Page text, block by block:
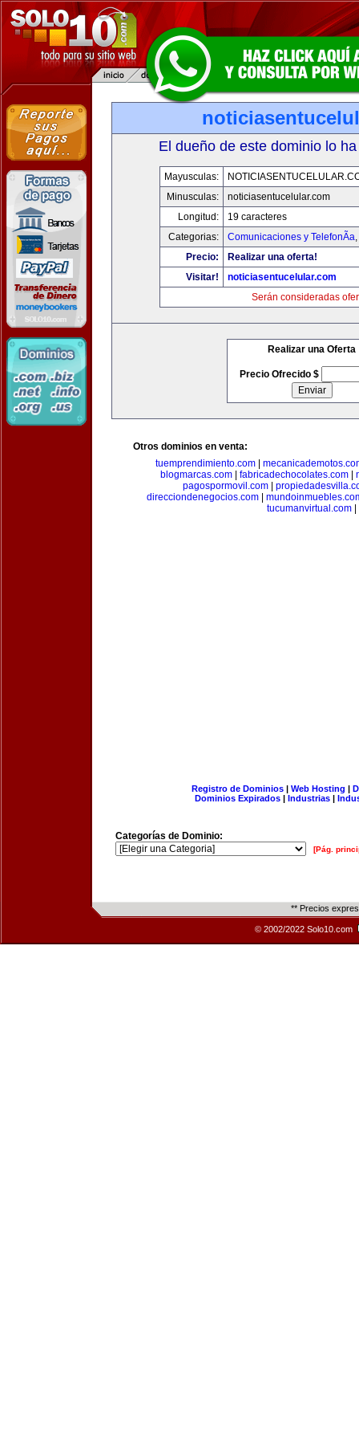
El dueño de este dominio lo
Mayusculas:
Minusculas:
noticiasentucelular.com
Longitud:
19 caracteres
Categorias:
Comunicaciones y TelefonÃ­a,
Precio:
Realizar una oferta!
Visitar!
noticiasentucelular.com
Serán consideradas
Realizar una Oferta
Precio Ofrecido $
Otros dominios en venta:
tuemprendimiento.com
blogmarcas.com
fabricadechocolates.com
pagospormovil.com
direcciondenegocios.com
tucumanvirtual.com
Registro de Dominios| Web Hosting |
Dominios Expirados | Industrias |
Categorías de Dominio:
[Pág.
** Precios
© 2002/2022 Solo10.com